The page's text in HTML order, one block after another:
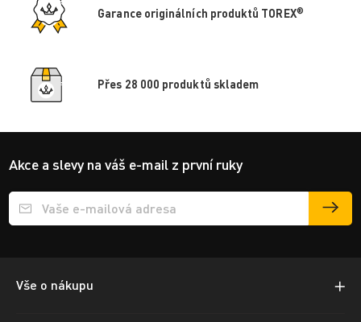
Garance originálních produktů TOREX®
Přes 28 000 produktů skladem
Akce a slevy na váš e-mail z první ruky
Přihlášení e-mailu k odběru
Vše o nákupu